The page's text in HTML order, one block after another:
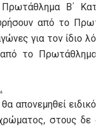
Β΄
από το
για τον ίδιο
από το Πρωτάθλημα
ειδικό
στους δε